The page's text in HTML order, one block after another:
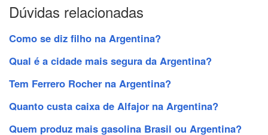
Dúvidas relacionadas
Como se diz filho na Argentina?
Qual é a cidade mais segura da Argentina?
Tem Ferrero Rocher na Argentina?
Quanto custa caixa de Alfajor na Argentina?
Quem produz mais gasolina Brasil ou Argentina?